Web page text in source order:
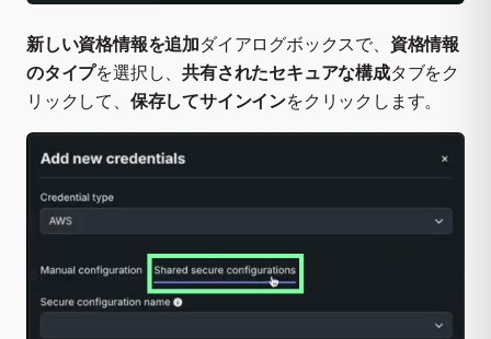
新しい資格情報を追加ダイアログボックスで、 資格情報
のタイプを選択し、共有されたセキュアな構成タブをク
リックして、 保存してサインインをクリックします。